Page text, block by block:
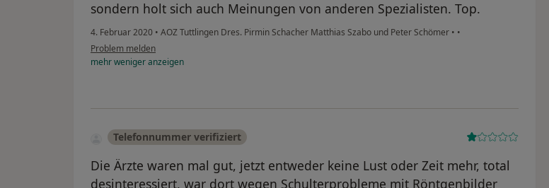
sondern holt sich auch Meinungen von anderen Spezialisten. Top.
4. Februar 2020 • AOZ Tuttlingen Dres. Pirmin Schacher Matthias Szabo und Peter Schömer • •
Problem melden
mehrwenigeranzeigen
Telefonnummer verifiziert
Die Ärzte waren mal gut, jetzt entweder keine Lust oder Zeit mehr, total
desinteressiert, war dort wegen Schulterprobleme mit Röntgenbilder